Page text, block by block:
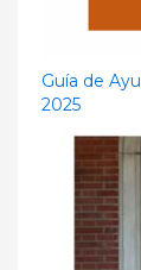
Guía de
2025